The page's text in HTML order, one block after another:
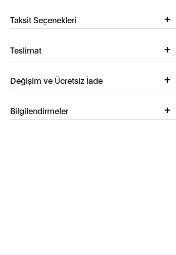
Taksit Seçenekleri
Teslimat
Değişim ve Ücretsiz İade
Bilgilendirmeler